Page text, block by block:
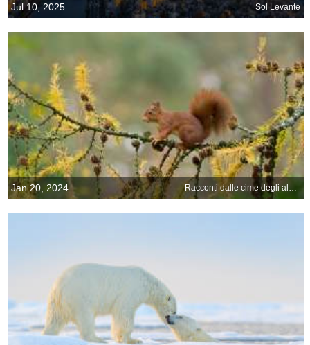
Jul 10, 2025 Sol Levante
Jan 20, 2024 Racconti dalle cime degli alberi